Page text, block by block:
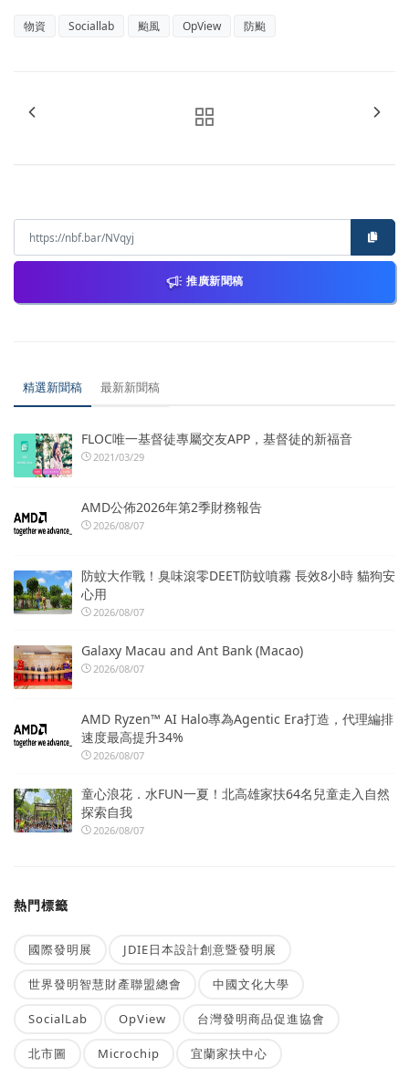
物資 Sociallab 颱風 OpView 防颱
推廣新聞稿
精選新聞稿 最新新聞稿
FLOC唯一基督徒專屬交友APP，基督徒的新福音
2021/03/29
AMD公佈2026年第2季財務報告
2026/08/07
防蚊大作戰！臭味滾零DEET防蚊噴霧 長效8小時 貓狗安
心用
2026/08/07
Galaxy Macau and Ant Bank (Macao)
2026/08/07
AMD Ryzen™ AI Halo專為Agentic Era打造，代理編排
速度最高提升34%
2026/08/07
童心浪花．水FUN一夏！北高雄家扶64名兒童走入自然
探索自我
2026/08/07
熱門標籤
國際發明展 JDIE日本設計創意暨發明展
世界發明智慧財產聯盟總會 中國文化大學
SocialLab OpView 台灣發明商品促進協會
北市圖 Microchip 宜蘭家扶中心